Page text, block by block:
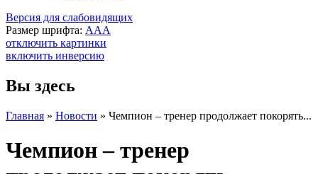
Версия для слабовидящих
Размер шрифта: AAA
отключить картинки
включить инверсию
Вы здесь
Главная » Новости » Чемпион – тренер продолжает покорять...
Чемпион – тренер